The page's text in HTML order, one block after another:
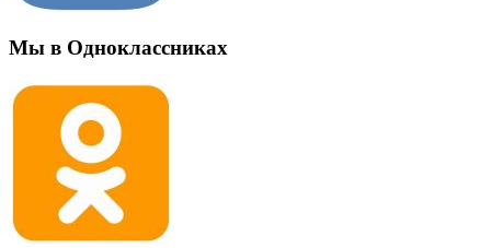
Мы в Одноклассниках